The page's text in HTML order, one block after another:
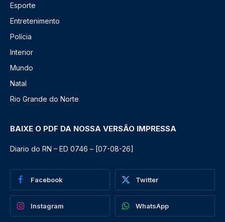
Esporte
Entretenimento
Polícia
Interior
Mundo
Natal
Rio Grande do Norte
BAIXE O PDF DA NOSSA VERSÃO IMPRESSA
Diario do RN – ED 0746 – [07-08-26]
Facebook Twitter
Instagram WhatsApp